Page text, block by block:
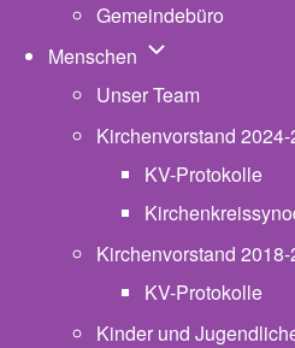
Gemeindebüro
Menschen Unternavigation
Unser Team
Kirchenvorstand
KV-Protokolle
Kirchenvorstand
KV-Protokolle
Kinder und